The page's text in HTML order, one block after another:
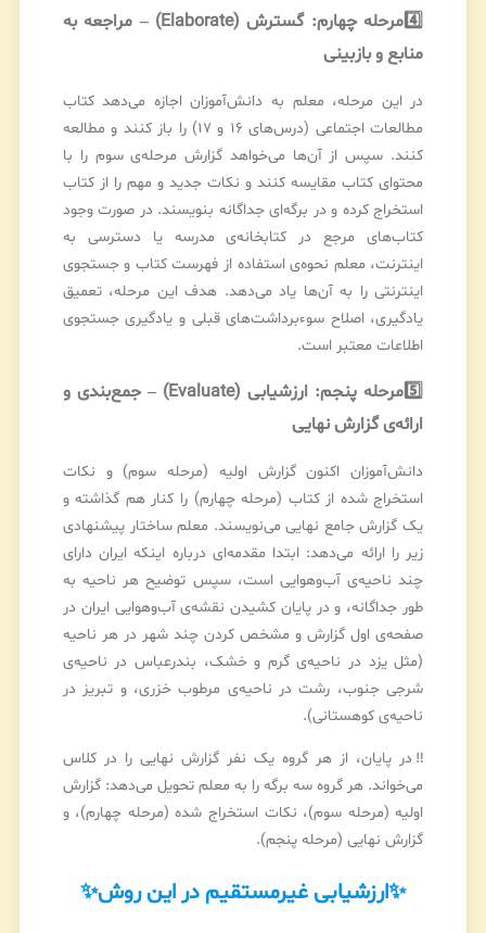
4️⃣
مرحله چهارم: گسترش (Elaborate) – مراجعه به
منابع و بازبینی
در این مرحله، معلم به دانش‌آموزان اجازه می‌دهد کتاب
مطالعات اجتماعی (درس‌های ۱۶ و ۱۷) را باز کنند و مطالعه
کنند. سپس از آن‌ها می‌خواهد گزارش مرحله‌ی سوم را با
محتوای کتاب مقایسه کنند و نکات جدید و مهم را از کتاب
استخراج کرده و در برگه‌ای جداگانه بنویسند. در صورت وجود
کتاب‌های مرجع در کتابخانه‌ی مدرسه یا دسترسی به
اینترنت، معلم نحوه‌ی استفاده از فهرست کتاب و جستجوی
اینترنتی را به آن‌ها یاد می‌دهد. هدف این مرحله، تعمیق
یادگیری، اصلاح سوءبرداشت‌های قبلی و یادگیری جستجوی
اطلاعات معتبر است.
5️⃣
مرحله پنجم: ارزشیابی (Evaluate) – جمع‌بندی و
ارائه‌ی گزارش نهایی
دانش‌آموزان اکنون گزارش اولیه (مرحله سوم) و نکات
استخراج شده از کتاب (مرحله چهارم) را کنار هم گذاشته و
یک گزارش جامع نهایی می‌نویسند. معلم ساختار پیشنهادی
زیر را ارائه می‌دهد: ابتدا مقدمه‌ای درباره اینکه ایران دارای
چند ناحیه‌ی آب‌وهوایی است، سپس توضیح هر ناحیه به
طور جداگانه، و در پایان کشیدن نقشه‌ی آب‌وهوایی ایران در
صفحه‌ی اول گزارش و مشخص کردن چند شهر در هر ناحیه
(مثل یزد در ناحیه‌ی گرم و خشک، بندرعباس در ناحیه‌ی
شرجی جنوب، رشت در ناحیه‌ی مرطوب خزری، و تبریز در
ناحیه‌ی کوهستانی).
‼️در پایان، از هر گروه یک نفر گزارش نهایی را در کلاس
می‌خواند. هر گروه سه برگه را به معلم تحویل می‌دهد: گزارش
اولیه (مرحله سوم)، نکات استخراج شده (مرحله چهارم)، و
گزارش نهایی (مرحله پنجم).
✨ارزشیابی غیرمستقیم در این روش✨